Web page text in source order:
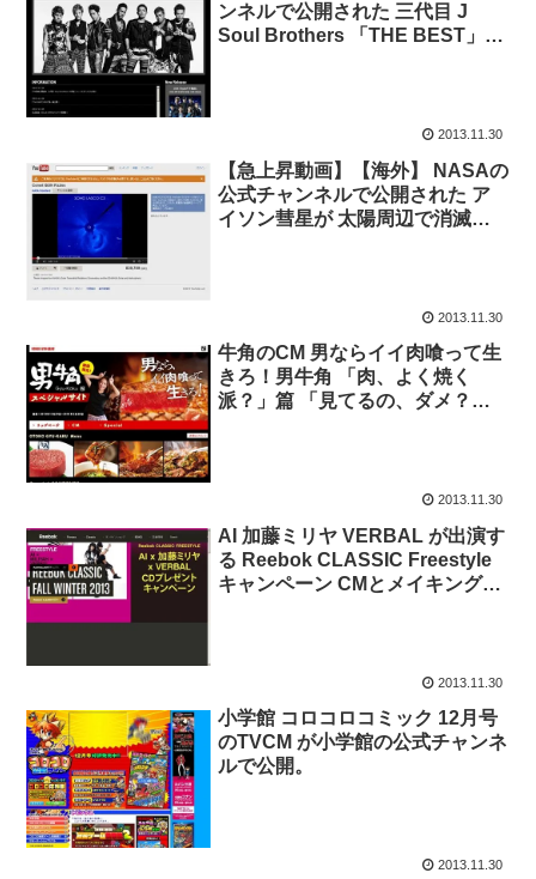
ンネルで公開された 三代目 J
Soul Brothers 「THE BEST」の
2013.11.30
【急上昇動画】【海外】 NASAの
公式チャンネルで公開された ア
イソン彗星が 太陽周辺で消滅し
2013.11.30
牛角のCM 男ならイイ肉喰って生
きろ！男牛角 「肉、よく焼く
派？」篇 「見てるの、ダメ？」
2013.11.30
AI 加藤ミリヤ VERBAL が出演す
る Reebok CLASSIC Freestyle
キャンペーン CMとメイキング映
2013.11.30
小学館 コロコロコミック 12月号
のTVCM が小学館の公式チャンネ
ルで公開。
2013.11.30